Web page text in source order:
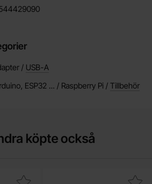
/ USB-A
ESP32 ... / Raspberry Pi / Tillbehör
köpte också
PH M2x6 som favoritMakera skruv PH